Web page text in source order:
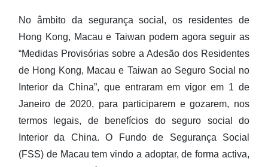
No âmbito da segurança social, os residentes de
Hong Kong, Macau e Taiwan podem agora seguir as
“Medidas Provisórias sobre a Adesão dos Residentes
de Hong Kong, Macau e Taiwan ao Seguro Social no
Interior da China”, que entraram em vigor em 1 de
Janeiro de 2020, para participarem e gozarem, nos
termos legais, de benefícios do seguro social do
Interior da China. O Fundo de Segurança Social
(FSS) de Macau tem vindo a adoptar, de forma activa,